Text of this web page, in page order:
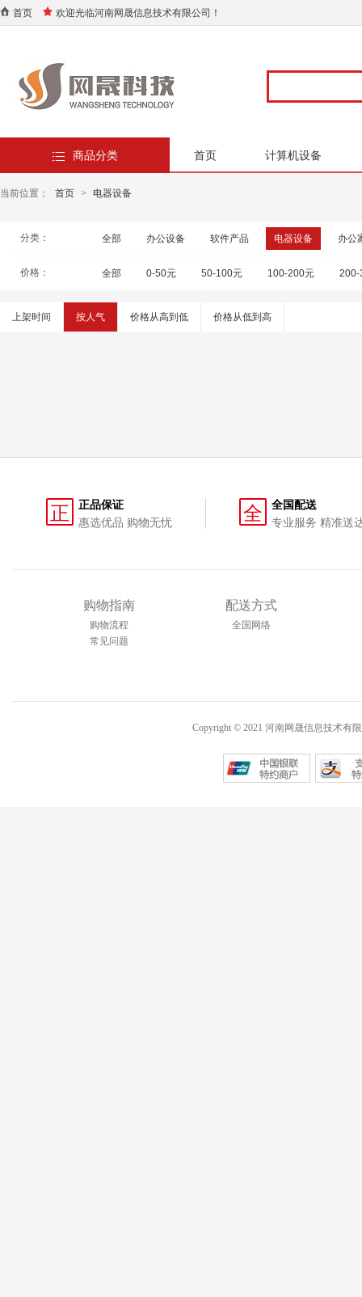
首页 欢迎光临河南网晟信息技术有限公司！
商品分类 首页 计算机设备
当前位置： 首页 > 电器设备
分类： 全部 办公设备 软件产品 电器设备 办公
价格： 全部 0-50元 50-100元 100-200元 200-
上架时间 按人气 价格从高到低 价格从低到高
正
正品保证
惠选优品 购物无忧
全
全国配送
专业服务 精准送
购物指南
购物流程
常见问题
配送方式
全国网络
Copyright © 2021 河南网晟信息技术有